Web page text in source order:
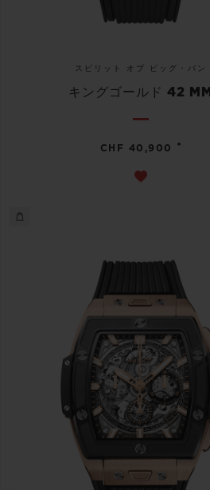
スピリット オブ ビッグ・バン
キングゴールド 42 MM
CHF 40,900 •